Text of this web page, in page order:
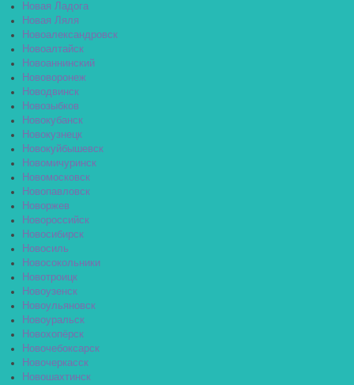
Новая Ладога
Новая Ляля
Новоалександровск
Новоалтайск
Новоаннинский
Нововоронеж
Новодвинск
Новозыбков
Новокубанск
Новокузнецк
Новокуйбышевск
Новомичуринск
Новомосковск
Новопавловск
Новоржев
Новороссийск
Новосибирск
Новосиль
Новосокольники
Новотроицк
Новоузенск
Новоульяновск
Новоуральск
Новохопёрск
Новочебоксарск
Новочеркасск
Новошахтинск